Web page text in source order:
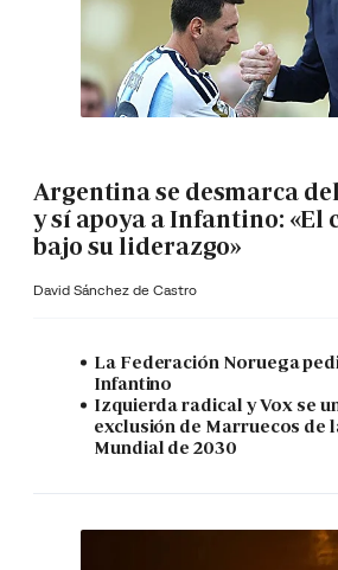
Argentina se desmarca
y sí apoya a Infantino: «El
bajo su liderazgo»
David Sánchez de Castro
La Federación Noruega
Infantino
Izquierda radical y Vox se
exclusión de Marruecos de
Mundial de 2030